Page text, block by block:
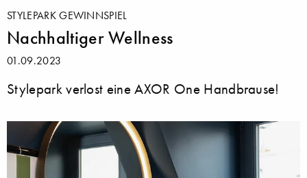
STYLEPARK GEWINNSPIEL
Nachhaltiger Wellness
01.09.2023
Stylepark verlost eine AXOR One Handbrause!